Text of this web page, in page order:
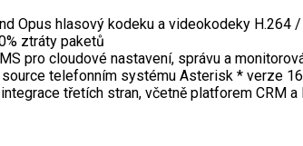
Opus hlasový kodeku a videokodeky
ztráty paketů
pro cloudové nastavení, správu a
source telefonním systému Asterisk * verze 16
třetích stran, včetně platforem CRM a